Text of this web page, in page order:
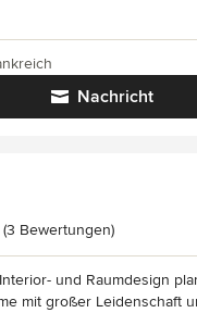
Nachricht
Bewertung: 5 von 5
(3 Bewertungen)
und Raumdesign
mit großer Leidenschaft